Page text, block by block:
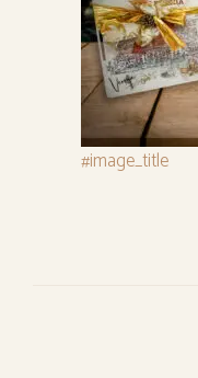
#image_title